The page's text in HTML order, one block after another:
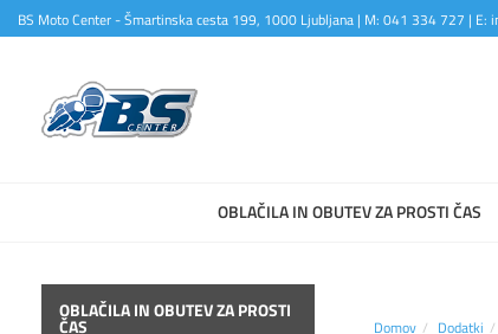
BS Moto Center - Šmartinska cesta 199, 1000 Ljubljana | M: 041 334 727 | E:
OBLAČILA IN OBUTEV ZA PROSTI ČAS
OBLAČILA IN OBUTEV ZA PROSTI
ČAS Domov Dodatki